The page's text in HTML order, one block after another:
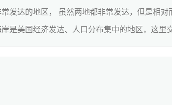
发达的地区， 虽然两地都非常发达，但是相
是美国经济发达、人口分布集中的地区，这里